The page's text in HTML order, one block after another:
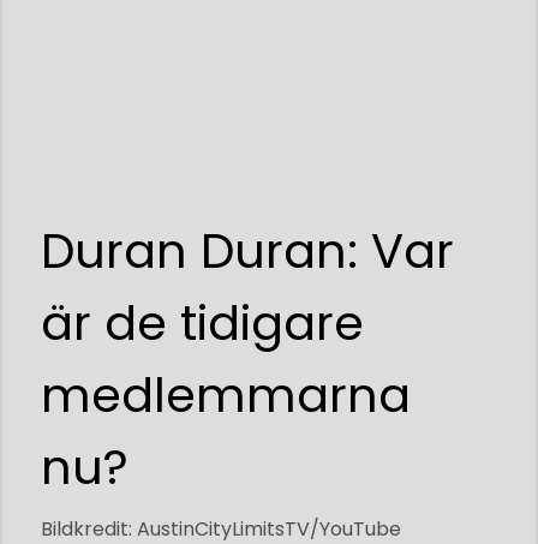
Duran Duran: Var
är de tidigare
medlemmarna
nu?
Bildkredit: AustinCityLimitsTV/YouTube